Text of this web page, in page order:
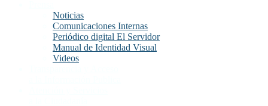
Noticias
Comunicaciones Internas
Periódico digital El Servidor
Manual de Identidad Visual
Videos